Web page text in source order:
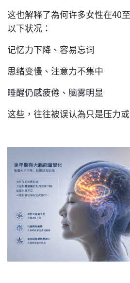
这也解释了為何许多女性在40
以下状况：
记忆力下降、容易忘词
思绪变慢、注意力不集中
睡醒仍感疲倦、脑雾明显
这些，往往被误认為只是压力或